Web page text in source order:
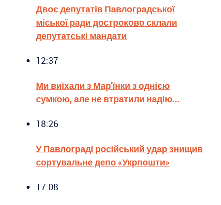
Двоє депутатів Павлоградської
міської ради достроково склали
депутатські мандати
12:37
Ми виїхали з Мар'їнки з однією
сумкою, але не втратили надію...
18:26
У Павлограді російський удар знищив
сортувальне депо «Укрпошти»
17:08